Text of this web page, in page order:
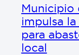
Municipio
impulsa
para
local